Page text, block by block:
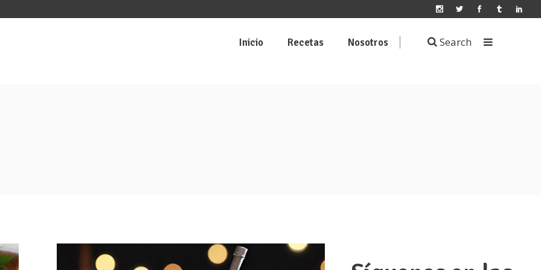
Inicio Recetas Nosotros Search